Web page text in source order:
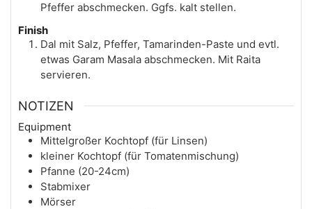
Pfeffer abschmecken. Ggfs. kalt stellen.
Finish
Dal mit Salz, Pfeffer, Tamarinden-Paste und evtl.
etwas Garam Masala abschmecken. Mit Raita
servieren.
NOTIZEN
Equipment
Mittelgroßer Kochtopf (für Linsen)
kleiner Kochtopf (für Tomatenmischung)
Pfanne (20-24cm)
Stabmixer
Mörser